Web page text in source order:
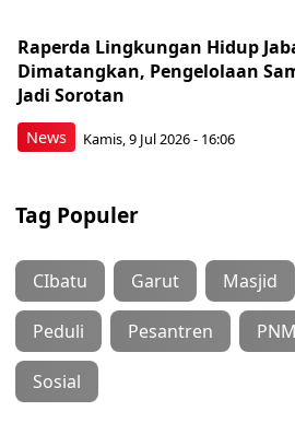
News
Raperda Lingkungan Hidup
Dimatangkan, Pengelolaan
Jadi Sorotan
Kamis, 9 Jul 2026 - 16:06
Tag Populer
CIbatu Garut Masjid
Peduli Pesantren PNM
Sosial